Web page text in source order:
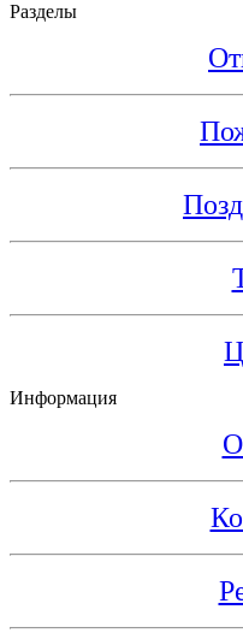
Разделы
Информация